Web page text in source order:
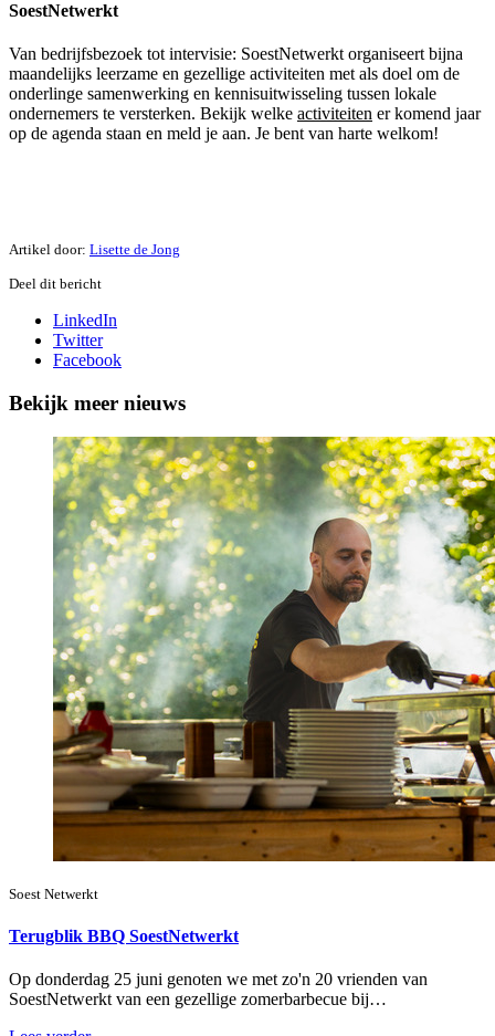
SoestNetwerkt
Van bedrijfsbezoek tot intervisie: SoestNetwerkt organiseert bijna
maandelijks leerzame en gezellige activiteiten met als doel om de
onderlinge samenwerking en kennisuitwisseling tussen lokale
ondernemers te versterken. Bekijk welke activiteiten er komend jaar
op de agenda staan en meld je aan. Je bent van harte welkom!
Artikel door: Lisette de Jong
Deel dit bericht
LinkedIn
Twitter
Facebook
Bekijk meer nieuws
Soest Netwerkt
Terugblik BBQ SoestNetwerkt
Op donderdag 25 juni genoten we met zo'n 20 vrienden van
SoestNetwerkt van een gezellige zomerbarbecue bij…